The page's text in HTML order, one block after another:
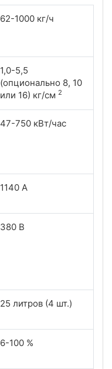
62-1000 кг/ч
1,0-5,5
(опционально 8, 10
или 16) кг/см 2
47-750 кВт/час
1140 А
380 В
25 литров (4 шт.)
6-100 %